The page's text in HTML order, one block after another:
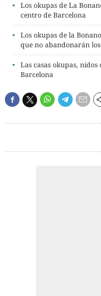
Los okupas de La
centro de Barcelona
Los okupas de la
que no abandonarán
Las casas okupas,
Barcelona